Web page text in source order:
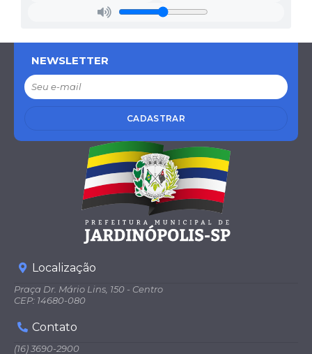
NEWSLETTER
CADASTRAR
Localização
Praça Dr. Mário Lins, 150 - Centro
CEP: 14680-080
Contato
(16) 3690-2900